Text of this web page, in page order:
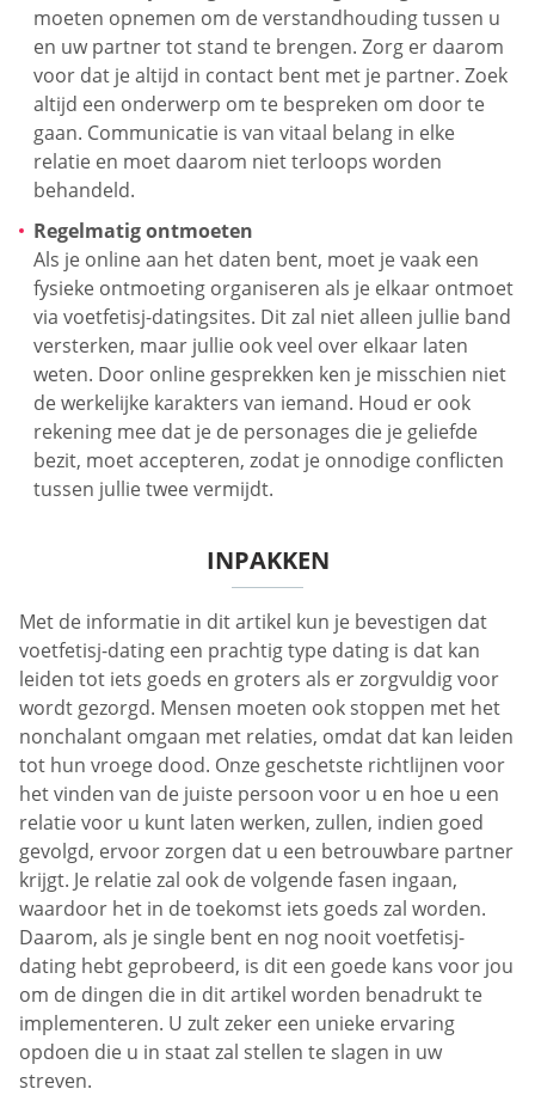
moeten opnemen om de verstandhouding tussen u
en uw partner tot stand te brengen. Zorg er daarom
voor dat je altijd in contact bent met je partner. Zoek
altijd een onderwerp om te bespreken om door te
gaan. Communicatie is van vitaal belang in elke
relatie en moet daarom niet terloops worden
behandeld.
Regelmatig ontmoeten
Als je online aan het daten bent, moet je vaak een
fysieke ontmoeting organiseren als je elkaar ontmoet
via voetfetisj-datingsites. Dit zal niet alleen jullie band
versterken, maar jullie ook veel over elkaar laten
weten. Door online gesprekken ken je misschien niet
de werkelijke karakters van iemand. Houd er ook
rekening mee dat je de personages die je geliefde
bezit, moet accepteren, zodat je onnodige conflicten
tussen jullie twee vermijdt.
INPAKKEN
Met de informatie in dit artikel kun je bevestigen dat
voetfetisj-dating een prachtig type dating is dat kan
leiden tot iets goeds en groters als er zorgvuldig voor
wordt gezorgd. Mensen moeten ook stoppen met het
nonchalant omgaan met relaties, omdat dat kan leiden
tot hun vroege dood. Onze geschetste richtlijnen voor
het vinden van de juiste persoon voor u en hoe u een
relatie voor u kunt laten werken, zullen, indien goed
gevolgd, ervoor zorgen dat u een betrouwbare partner
krijgt. Je relatie zal ook de volgende fasen ingaan,
waardoor het in de toekomst iets goeds zal worden.
Daarom, als je single bent en nog nooit voetfetisj-
dating hebt geprobeerd, is dit een goede kans voor jou
om de dingen die in dit artikel worden benadrukt te
implementeren. U zult zeker een unieke ervaring
opdoen die u in staat zal stellen te slagen in uw
streven.